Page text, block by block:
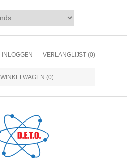
INLOGGEN VERLANGLIJST (0)
WINKELWAGEN (0)